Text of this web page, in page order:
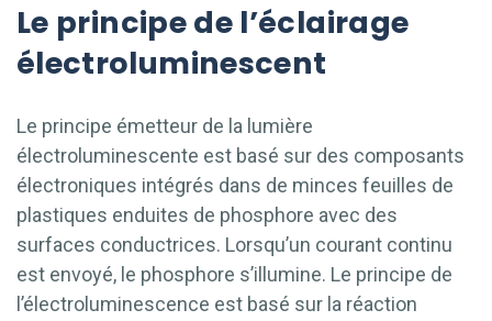
Le principe de l’éclairage
électroluminescent
Le principe émetteur de la lumière
électroluminescente est basé sur des composants
électroniques intégrés dans de minces feuilles de
plastiques enduites de phosphore avec des
surfaces conductrices. Lorsqu’un courant continu
est envoyé, le phosphore s’illumine. Le principe de
l’électroluminescence est basé sur la réaction